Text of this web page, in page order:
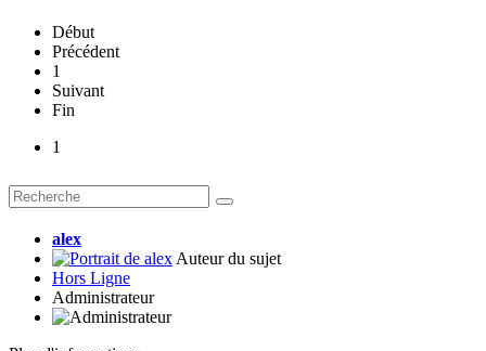
Début
Précédent
1
Suivant
Fin
1
alex
Auteur du sujet
Hors Ligne
Administrateur